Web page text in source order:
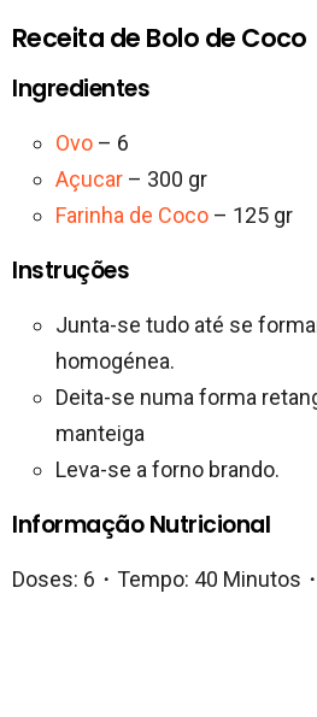
Receita de Bolo de Coco
Ingredientes
Ovo – 6
Açucar – 300 gr
Farinha de Coco – 125 gr
Instruções
Junta-se tudo até se
homogénea.
Deita-se numa forma
manteiga
Leva-se a forno brando.
Informação Nutricional
Doses: 6・Tempo: 40 Minutos